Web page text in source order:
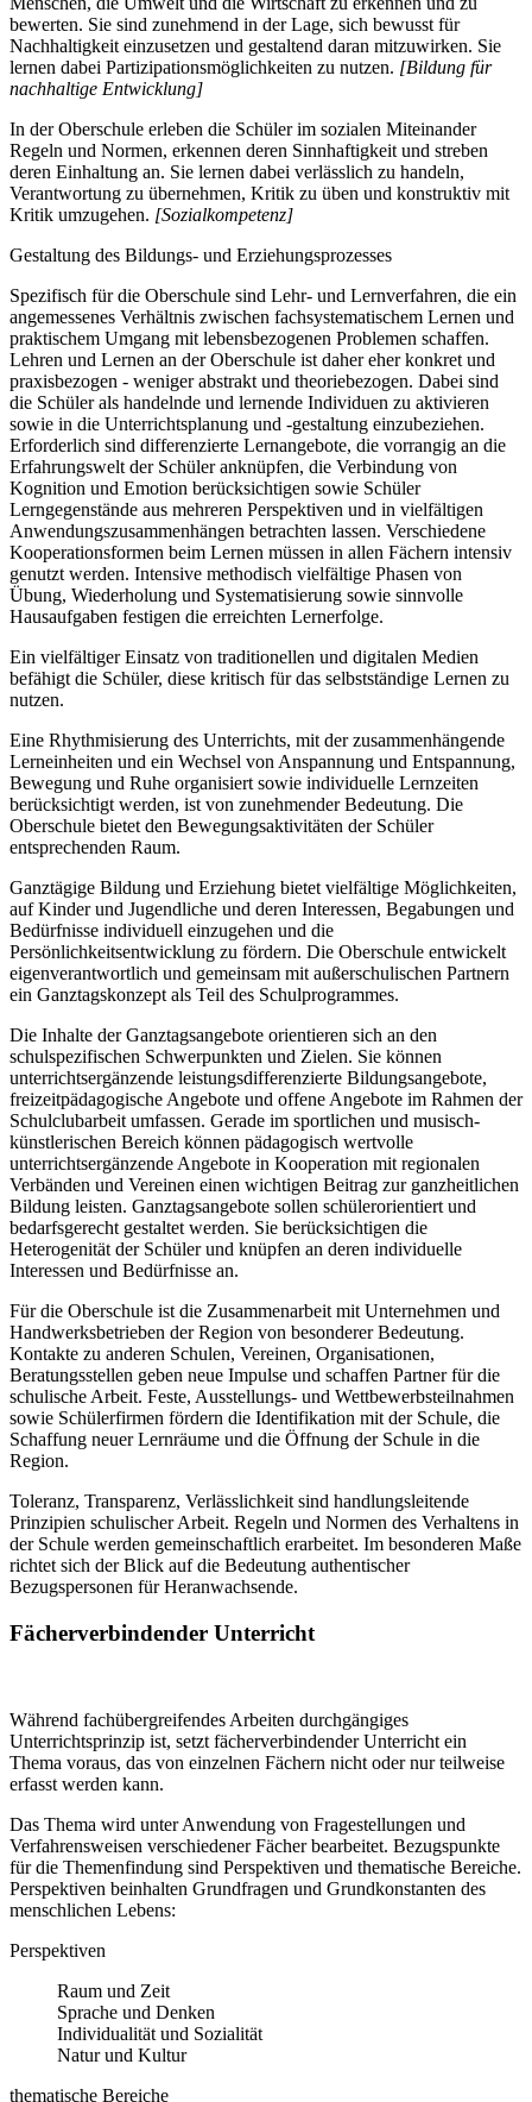
bewerten. Sie sind zunehmend in der Lage, sich bewusst für
Nachhaltigkeit einzusetzen und gestaltend daran mitzuwirken. Sie
lernen dabei Partizipationsmöglichkeiten zu nutzen. [Bildung für
nachhaltige Entwicklung]
In der Oberschule erleben die Schüler im sozialen Miteinander
Regeln und Normen, erkennen deren Sinnhaftigkeit und streben
deren Einhaltung an. Sie lernen dabei verlässlich zu handeln,
Verantwortung zu übernehmen, Kritik zu üben und konstruktiv mit
Kritik umzugehen. [Sozialkompetenz]
Gestaltung des Bildungs- und Erziehungsprozesses
Spezifisch für die Oberschule sind Lehr- und Lernverfahren, die ein
angemessenes Verhältnis zwischen fachsystematischem Lernen und
praktischem Umgang mit lebensbezogenen Problemen schaffen.
Lehren und Lernen an der Oberschule ist daher eher konkret und
praxisbezogen - weniger abstrakt und theoriebezogen. Dabei sind
die Schüler als handelnde und lernende Individuen zu aktivieren
sowie in die Unterrichtsplanung und -gestaltung einzubeziehen.
Erforderlich sind differenzierte Lernangebote, die vorrangig an die
Erfahrungswelt der Schüler anknüpfen, die Verbindung von
Kognition und Emotion berücksichtigen sowie Schüler
Lerngegenstände aus mehreren Perspektiven und in vielfältigen
Anwendungszusammenhängen betrachten lassen. Verschiedene
Kooperationsformen beim Lernen müssen in allen Fächern intensiv
genutzt werden. Intensive methodisch vielfältige Phasen von
Übung, Wiederholung und Systematisierung sowie sinnvolle
Hausaufgaben festigen die erreichten Lernerfolge.
Ein vielfältiger Einsatz von traditionellen und digitalen Medien
befähigt die Schüler, diese kritisch für das selbstständige Lernen zu
nutzen.
Eine Rhythmisierung des Unterrichts, mit der zusammenhängende
Lerneinheiten und ein Wechsel von Anspannung und Entspannung,
Bewegung und Ruhe organisiert sowie individuelle Lernzeiten
berücksichtigt werden, ist von zunehmender Bedeutung. Die
Oberschule bietet den Bewegungsaktivitäten der Schüler
entsprechenden Raum.
Ganztägige Bildung und Erziehung bietet vielfältige Möglichkeiten,
auf Kinder und Jugendliche und deren Interessen, Begabungen und
Bedürfnisse individuell einzugehen und die
Persönlichkeitsentwicklung zu fördern. Die Oberschule entwickelt
eigenverantwortlich und gemeinsam mit außerschulischen Partnern
ein Ganztagskonzept als Teil des Schulprogrammes.
Die Inhalte der Ganztagsangebote orientieren sich an den
schulspezifischen Schwerpunkten und Zielen. Sie können
unterrichtsergänzende leistungsdifferenzierte Bildungsangebote,
freizeitpädagogische Angebote und offene Angebote im Rahmen der
Schulclubarbeit umfassen. Gerade im sportlichen und musisch-
künstlerischen Bereich können pädagogisch wertvolle
unterrichtsergänzende Angebote in Kooperation mit regionalen
Verbänden und Vereinen einen wichtigen Beitrag zur ganzheitlichen
Bildung leisten. Ganztagsangebote sollen schülerorientiert und
bedarfsgerecht gestaltet werden. Sie berücksichtigen die
Heterogenität der Schüler und knüpfen an deren individuelle
Interessen und Bedürfnisse an.
Für die Oberschule ist die Zusammenarbeit mit Unternehmen und
Handwerksbetrieben der Region von besonderer Bedeutung.
Kontakte zu anderen Schulen, Vereinen, Organisationen,
Beratungsstellen geben neue Impulse und schaffen Partner für die
schulische Arbeit. Feste, Ausstellungs- und Wettbewerbsteilnahmen
sowie Schülerfirmen fördern die Identifikation mit der Schule, die
Schaffung neuer Lernräume und die Öffnung der Schule in die
Region.
Toleranz, Transparenz, Verlässlichkeit sind handlungsleitende
Prinzipien schulischer Arbeit. Regeln und Normen des Verhaltens in
der Schule werden gemeinschaftlich erarbeitet. Im besonderen Maße
richtet sich der Blick auf die Bedeutung authentischer
Bezugspersonen für Heranwachsende.
Fächerverbindender Unterricht
Während fachübergreifendes Arbeiten durchgängiges
Unterrichtsprinzip ist, setzt fächerverbindender Unterricht ein
Thema voraus, das von einzelnen Fächern nicht oder nur teilweise
erfasst werden kann.
Das Thema wird unter Anwendung von Fragestellungen und
Verfahrensweisen verschiedener Fächer bearbeitet. Bezugspunkte
für die Themenfindung sind Perspektiven und thematische Bereiche.
Perspektiven beinhalten Grundfragen und Grundkonstanten des
menschlichen Lebens:
Perspektiven
Raum und Zeit
Sprache und Denken
Individualität und Sozialität
Natur und Kultur
thematische Bereiche